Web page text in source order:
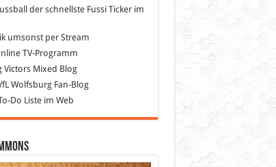
der schnellste Fussi Ticker im
umsonst per Stream
TV-Programm
Victors Mixed Blog
Wolfsburg Fan-Blog
Do Liste im Web